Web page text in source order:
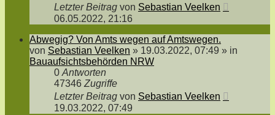
Letzter Beitrag von Sebastian Veelken
06.05.2022, 21:16
Abwegig? Von Amts wegen auf Amtswegen.
von Sebastian Veelken » 19.03.2022, 07:49 » in
Bauaufsichtsbehörden NRW
0 Antworten
47346 Zugriffe
Letzter Beitrag von Sebastian Veelken
19.03.2022, 07:49